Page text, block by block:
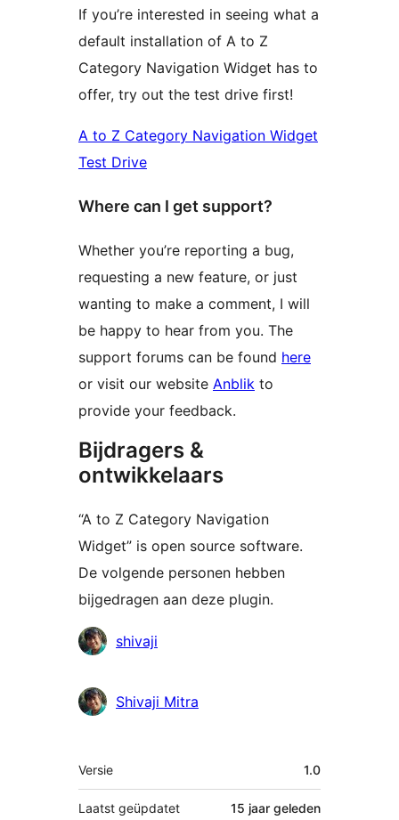
If you’re interested in seeing what a
default installation of A to Z
Category Navigation Widget has to
offer, try out the test drive first!
A to Z Category Navigation Widget
Test Drive
Where can I get support?
Whether you’re reporting a bug,
requesting a new feature, or just
wanting to make a comment, I will
be happy to hear from you. The
support forums can be found here
or visit our website Anblik to
provide your feedback.
Bijdragers &
ontwikkelaars
“A to Z Category Navigation
Widget” is open source software.
De volgende personen hebben
bijgedragen aan deze plugin.
Bijdragers
shivaji
Shivaji Mitra
Meta
Versie 1.0
Laatst geüpdatet 15 jaar geleden